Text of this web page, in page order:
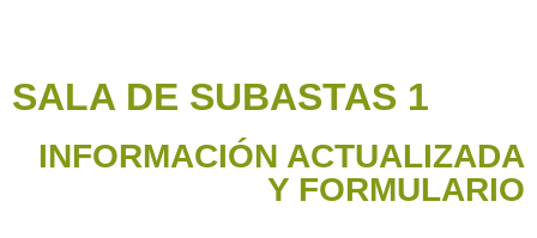
SALA DE SUBASTAS 1
INFORMACIÓN ACTUALIZADA
Y FORMULARIO